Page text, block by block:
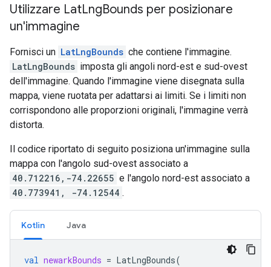
Utilizzare LatLngBounds per posizionare
un'immagine
Fornisci un LatLngBounds che contiene l'immagine.
LatLngBounds imposta gli angoli nord-est e sud-ovest
dell'immagine. Quando l'immagine viene disegnata sulla
mappa, viene ruotata per adattarsi ai limiti. Se i limiti non
corrispondono alle proporzioni originali, l'immagine verrà
distorta.
Il codice riportato di seguito posiziona un'immagine sulla
mappa con l'angolo sud-ovest associato a
40.712216,-74.22655 e l'angolo nord-est associato a
40.773941, -74.12544 .
Kotlin Java
val newarkBounds = LatLngBounds(